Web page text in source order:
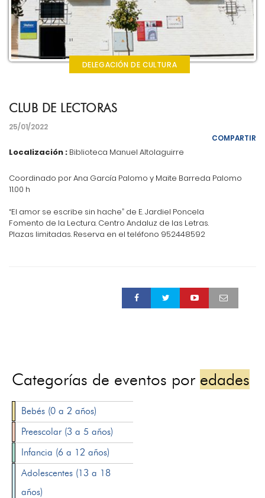
DELEGACIÓN DE CULTURA
CLUB DE LECTORAS
25/01/2022
COMPARTIR
Localización : Biblioteca Manuel Altolaguirre
Coordinado por Ana García Palomo y Maite Barreda Palomo
11.00 h
“El amor se escribe sin hache” de E. Jardiel Poncela
Fomento de la Lectura. Centro Andaluz de las Letras.
Plazas limitadas. Reserva en el teléfono 952448592
Categorías de eventos por edades
Bebés (0 a 2 años)
Preescolar (3 a 5 años)
Infancia (6 a 12 años)
Adolescentes (13 a 18
años)